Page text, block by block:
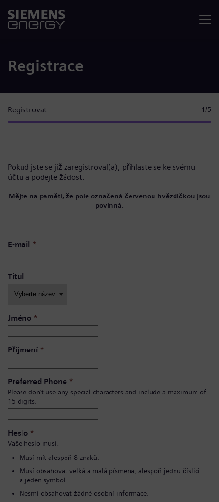
Registrace
Registrovat 1 /5
Pokud jste se již zaregistroval(a), přihlaste se ke svému
účtu a podejte žádost.
Mějte na paměti, že pole označená červenou hvězdičkou jsou
povinná.
E-mail *
Titul
Jméno *
Příjmení*
Preferred Phone *
Please don’t use any special characters and include a maximum of
15 digits.
Heslo *
Vaše heslo musí:
Musí mít alespoň 8 znaků.
Musí obsahovat velká a malá písmena, alespoň jednu číslici
a jeden symbol.
Nesmí obsahovat žádné osobní informace.